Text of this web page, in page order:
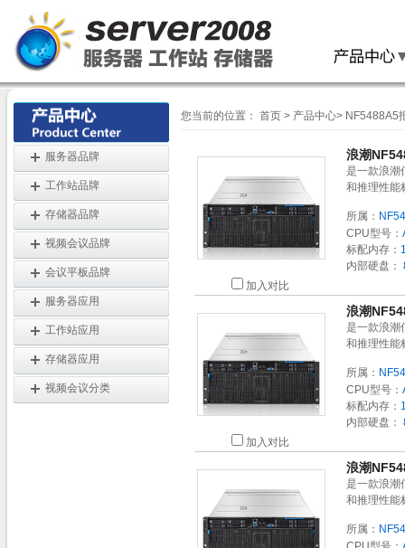
服务器品牌
工作站品牌
存储器品牌
视频会议品牌
会议平板品牌
服务器应用
工作站应用
存储器应用
视频会议分类
您当前的位置： 首页 > 产品中心> NF5488A5
加入对比
浪潮
是一款浪潮
和推理性能
所属：
CPU型号：
标配内存：
内部硬盘：
加入对比
浪潮
是一款浪潮
和推理性能
所属：
CPU型号：
标配内存：
内部硬盘：
浪潮
是一款浪潮
和推理性能
所属：